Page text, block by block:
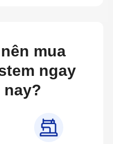
mua
ngay
nay?